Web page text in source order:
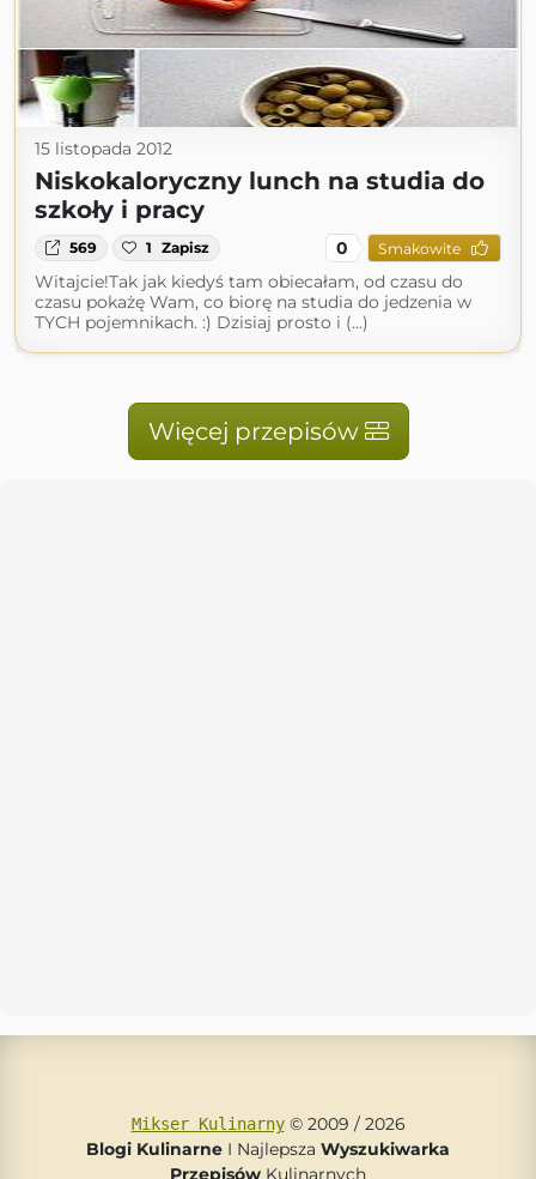
15 listopada 2012
Niskokaloryczny lunch na studia do
szkoły i pracy
569 1 Zapisz 0 Smakowite
Witajcie!Tak jak kiedyś tam obiecałam, od czasu do
czasu pokażę Wam, co biorę na studia do jedzenia w
TYCH pojemnikach. :) Dzisiaj prosto i (...)
Więcej przepisów
Mikser Kulinarny© 2009 / 2026
Blogi Kulinarne I Najlepsza Wyszukiwarka
Przepisów Kulinarnych